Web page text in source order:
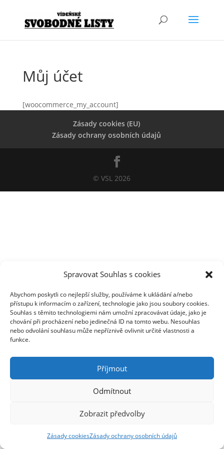
Spravovat Souhlas s cookies
Abychom poskytli co nejlepší služby, používáme k ukládání a/nebo
přístupu k informacím o zařízení, technologie jako jsou soubory cookies.
Souhlas s těmito technologiemi nám umožní zpracovávat údaje, jako je
chování při procházení nebo jedinečná ID na tomto webu. Nesouhlas
nebo odvolání souhlasu může nepříznivě ovlivnit určité vlastnosti a
funkce.
Příjmout
Odmítnout
Zobrazit předvolby
Zásady cookiesZásady ochrany osobních údajů
Můj účet
[woocommerce_my_account]
Zásady cookies (EU)
Zásady ochrany osobních údajů
© VSL 2026